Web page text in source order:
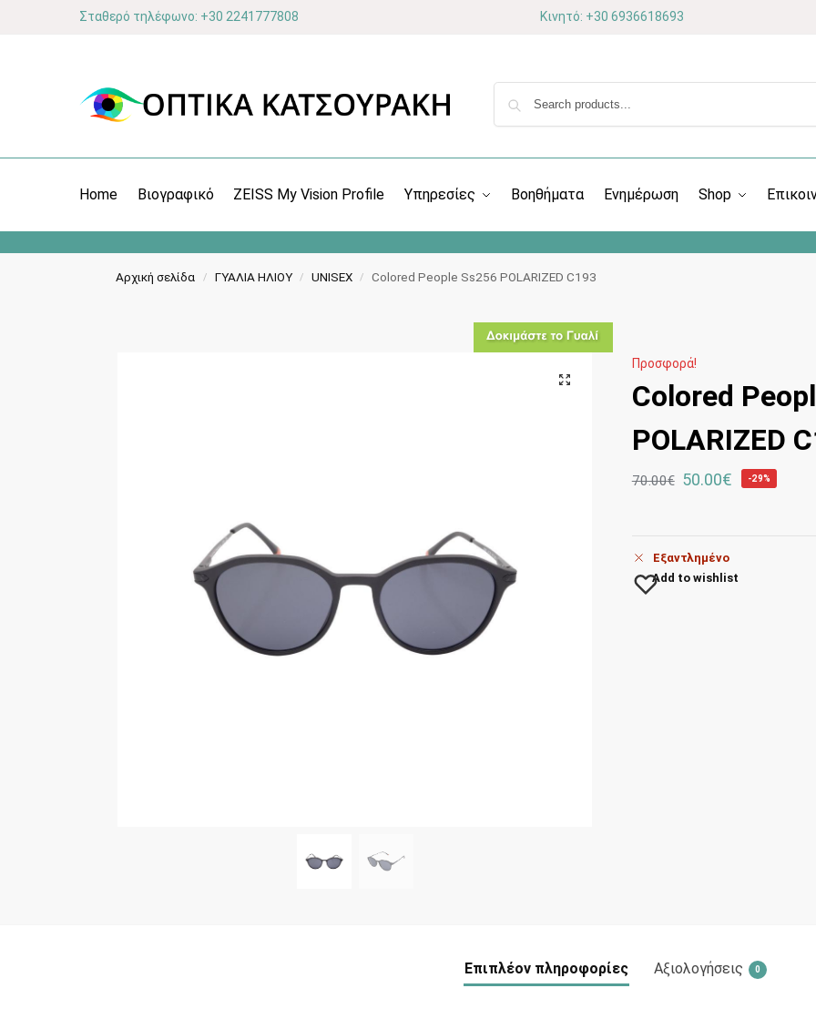
Σταθερό τηλέφωνο: +30 2241777808 Κινητό: +30 6936618693
Home Βιογραφικό ZEISS My Vision Profile Υπηρεσίες Βοηθήματα Ενημέρωση Shop
Αρχική σελίδα / ΓΥΑΛΙΑ ΗΛΙΟΥ / UNISEX / Colored People Ss256 POLARIZED C193
Προσφορά!
Colored
POLARIZED
70.00€ 50.00€ -29%
Εξαντλημένο
Add to wishlist
Επιπλέον πληροφορίες Αξιολογήσεις 0